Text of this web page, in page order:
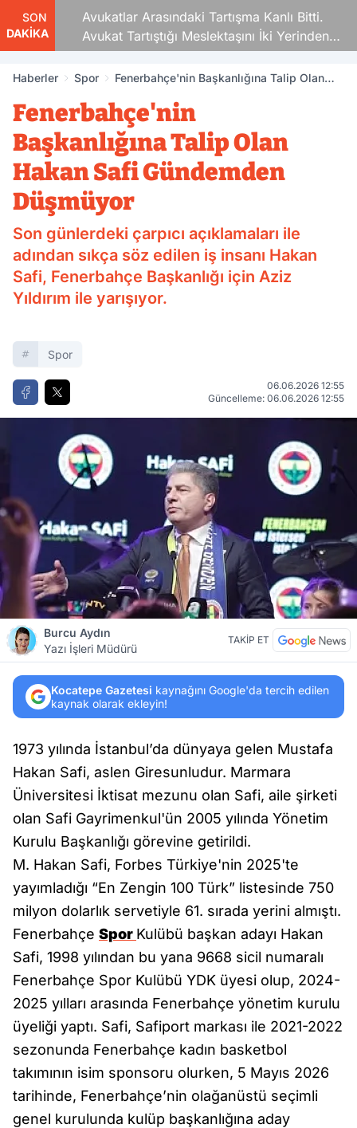
SON
DAKİKA
Avukatlar Arasındaki Tartışma Kanlı Bitti.
Avukat Tartıştığı Meslektaşını İki Yerinden
Vurdu
Haberler Spor
Fenerbahçe'nin Başkanlığına Talip Olan
Fenerbahçe'nin
Başkanlığına Talip Olan
Hakan Safi Gündemden
Düşmüyor
Son günlerdeki çarpıcı açıklamaları ile
adından sıkça söz edilen iş insanı Hakan
Safi, Fenerbahçe Başkanlığı için Aziz
Yıldırım ile yarışıyor.
Spor
06.06.2026 12:55
Güncelleme: 06.06.2026 12:55
Burcu Aydın
Yazı İşleri Müdürü
TAKİP ET
Kocatepe Gazetesi kaynağını Google'da tercih edilen
kaynak olarak ekleyin!
1973 yılında İstanbul’da dünyaya gelen Mustafa
Hakan Safi, aslen Giresunludur. Marmara
Üniversitesi İktisat mezunu olan Safi, aile şirketi
olan Safi Gayrimenkul'ün 2005 yılında Yönetim
Kurulu Başkanlığı görevine getirildi.
M. Hakan Safi, Forbes Türkiye'nin 2025'te
yayımladığı “En Zengin 100 Türk” listesinde 750
milyon dolarlık servetiyle 61. sırada yerini almıştı.
Fenerbahçe Spor Kulübü başkan adayı Hakan
Safi, 1998 yılından bu yana 9668 sicil numaralı
Fenerbahçe Spor Kulübü YDK üyesi olup, 2024-
2025 yılları arasında Fenerbahçe yönetim kurulu
üyeliği yaptı. Safi, Safiport markası ile 2021-2022
sezonunda Fenerbahçe kadın basketbol
takımının isim sponsoru olurken, 5 Mayıs 2026
tarihinde, Fenerbahçe’nin olağanüstü seçimli
genel kurulunda kulüp başkanlığına aday